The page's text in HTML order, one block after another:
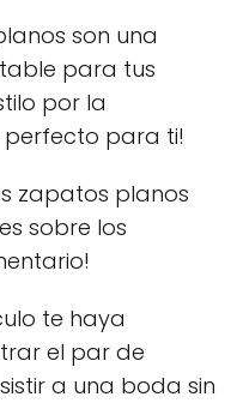
son una
para tus
por la
para ti!
zapatos planos
sobre los
te haya
el par de
a una boda sin